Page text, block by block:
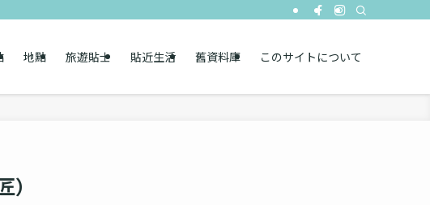
地點 旅遊貼士 貼近生活 舊資料庫 このサイトについて